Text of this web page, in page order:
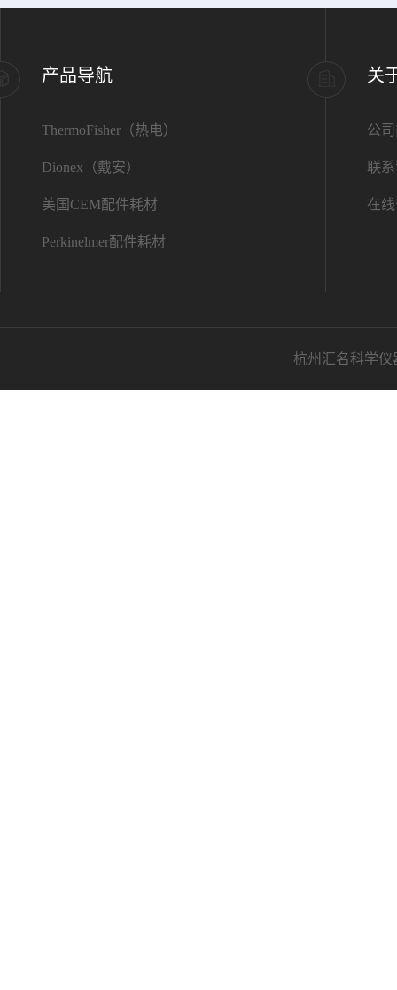
产品导航
ThermoFisher（热电）
Dionex（戴安）
美国CEM配件耗材
Perkinelmer配件耗材
关
公
联
在
杭州汇名科学仪